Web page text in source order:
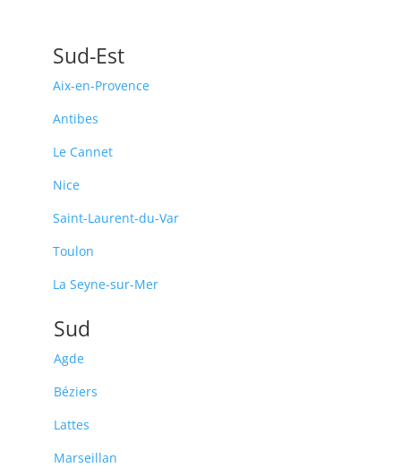
Sud-Est
Aix-en-Provence
Antibes
Le Cannet
Nice
Saint-Laurent-du-Var
Toulon
La Seyne-sur-Mer
Sud
Agde
Béziers
Lattes
Marseillan